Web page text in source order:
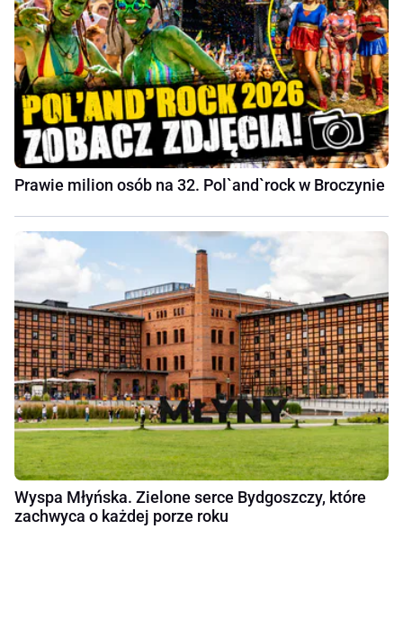
Prawie milion osób na 32. Pol`and`rock w Broczynie
Wyspa Młyńska. Zielone serce Bydgoszczy, które
zachwyca o każdej porze roku